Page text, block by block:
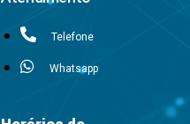
Telefone
Whatsapp